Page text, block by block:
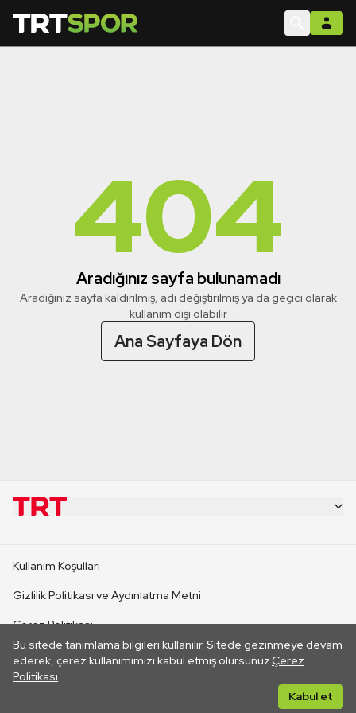
404
Aradığınız sayfa bulunamadı
Aradığınız sayfa kaldırılmış, adı değiştirilmiş ya da geçici olarak
kullanım dışı olabilir
Ana Sayfaya Dön
Bu sitede tanımlama bilgileri kullanılır. Sitede gezinmeye devam
ederek, çerez kullanımımızı kabul etmiş olursunuz.Çerez
Politikası
Kabul et
CANLI YAYINLAR
Kullanım Koşulları
Gizlilik Politikası ve Aydınlatma Metni
Çerez Politikası
İletişim
Her hakkı saklıdır. ©2026 TRT. Bağlantı yoluyla gidilen dış